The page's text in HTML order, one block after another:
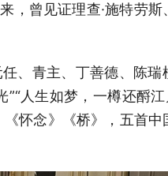
，曾见证理查·施特劳斯
、青主、丁善德、陈瑞
人生如梦，一樽还酹江
怀念》《桥》，五首中